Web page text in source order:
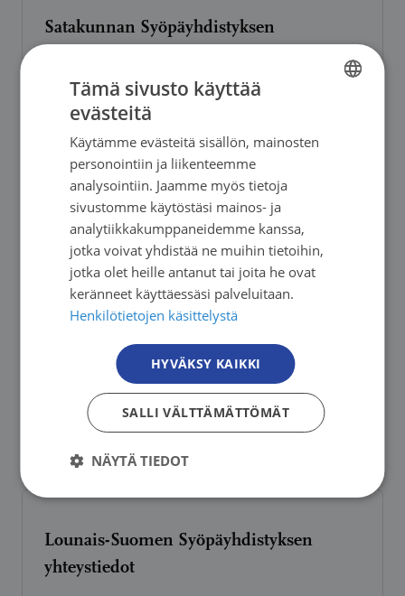
Satakunnan Syöpäyhdistyksen
Pohjois-Suomen Syöpäyhdistyksen
yhteystiedot
Pohjois-Karjalan Syöpäyhdistyksen
yhteystiedot
Pohjois-Savon Syöpäyhdistyksen
yhteystiedot
Lounais-Suomen Syöpäyhdistyksen
yhteystiedot
FINNISH
Tämä sivusto käyttää
evästeitä
Käytämme evästeitä sisällön, mainosten
personointiin ja liikenteemme
analysointiin. Jaamme myös tietoja
sivustomme käytöstäsi mainos- ja
analytiikkakumppaneidemme kanssa,
jotka voivat yhdistää ne muihin tietoihin,
jotka olet heille antanut tai joita he ovat
keränneet käyttäessäsi palveluitaan.
Henkilötietojen käsittelystä
HYVÄKSY KAIKKI
SALLI VÄLTTÄMÄTTÖMÄT
NÄYTÄ TIEDOT